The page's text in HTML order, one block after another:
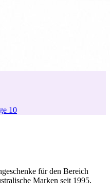
10
für den Bereich
Marken seit 1995.